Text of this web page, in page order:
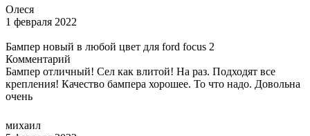
Олеся
1 февраля 2022
Бампер новый в любой цвет для ford focus 2
Комментарий
Бампер отличный! Сел как влитой! На раз. Подходят все
крепления! Качество бампера хорошее. То что надо. Довольна
очень
михаил